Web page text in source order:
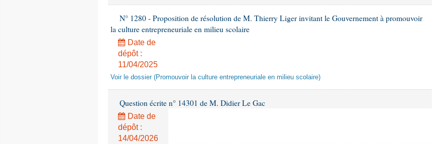
N° 1280 - Proposition de résolution de M. Thierry Liger invitant le Gouvernement à promouvoir
la culture entrepreneuriale en milieu scolaire
Date de
dépôt :
11/04/2025
Voir le dossier (Promouvoir la culture entrepreneuriale en milieu scolaire)
Question écrite n° 14301 de M. Didier Le Gac
Date de
dépôt :
14/04/2026